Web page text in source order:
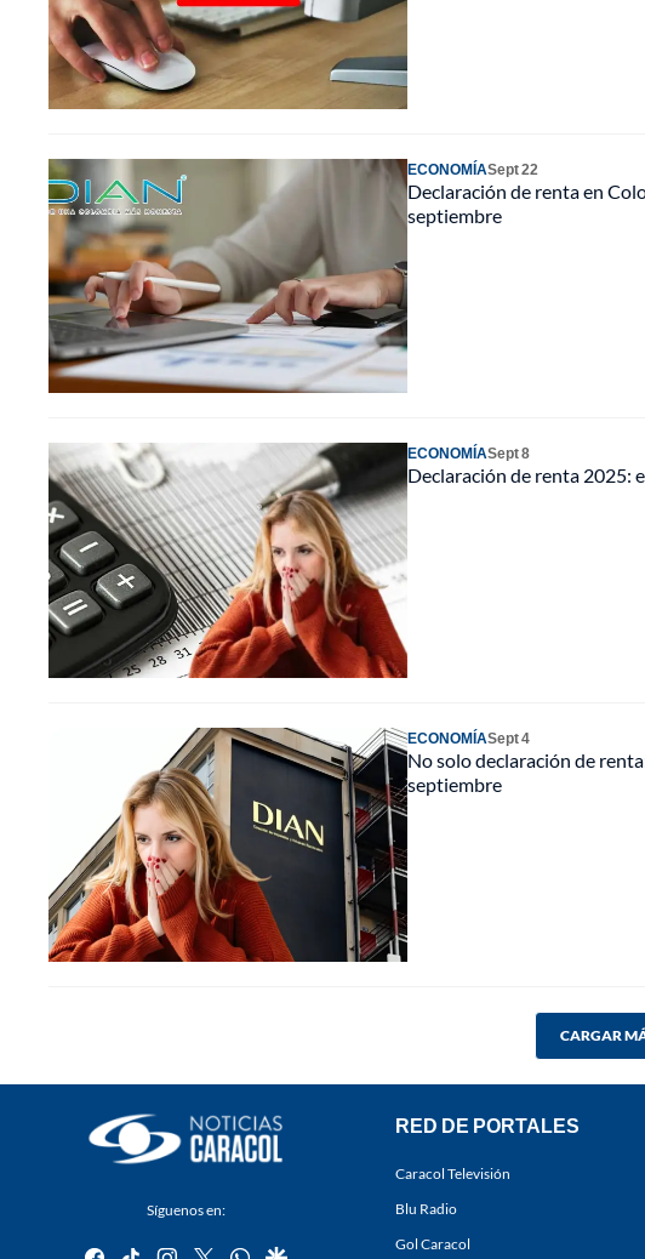
ECONOMÍASept 22
Declaración de renta en
septiembre
ECONOMÍASept 8
Declaración de renta 2025:
ECONOMÍASept 4
No solo declaración de
septiembre
CARGAR
Síguenos en:
facebook
tiktok instagram
twitterwhatsapp
google
RED DE PORTALES
Caracol Televisión
Blu Radio
Gol Caracol